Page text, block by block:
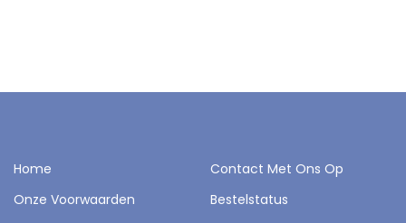
Home
Contact Met Ons Op
Onze Voorwaarden
Bestelstatus